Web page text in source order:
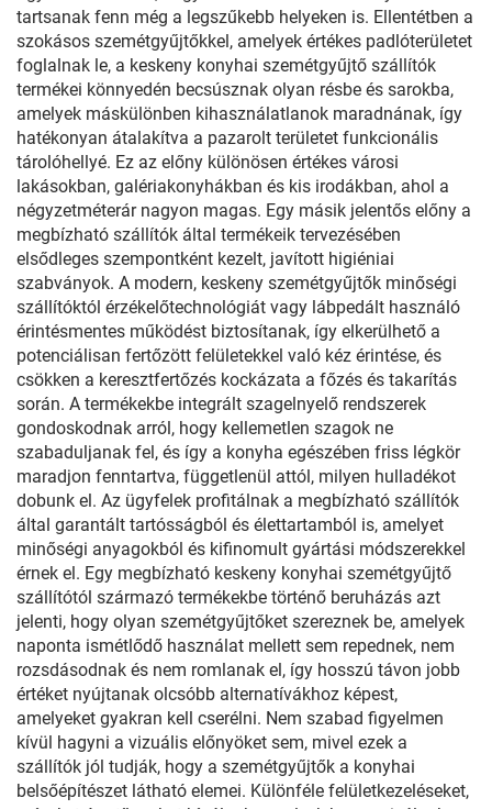
tartsanak fenn még a legszűkebb helyeken is. Ellentétben a
szokásos szemétgyűjtőkkel, amelyek értékes padlóterületet
foglalnak le, a keskeny konyhai szemétgyűjtő szállítók
termékei könnyedén becsúsznak olyan résbe és sarokba,
amelyek máskülönben kihasználatlanok maradnának, így
hatékonyan átalakítva a pazarolt területet funkcionális
tárolóhellyé. Ez az előny különösen értékes városi
lakásokban, galériakonyhákban és kis irodákban, ahol a
négyzetméterár nagyon magas. Egy másik jelentős előny a
megbízható szállítók által termékeik tervezésében
elsődleges szempontként kezelt, javított higiéniai
szabványok. A modern, keskeny szemétgyűjtők minőségi
szállítóktól érzékelőtechnológiát vagy lábpedált használó
érintésmentes működést biztosítanak, így elkerülhető a
potenciálisan fertőzött felületekkel való kéz érintése, és
csökken a keresztfertőzés kockázata a főzés és takarítás
során. A termékekbe integrált szagelnyelő rendszerek
gondoskodnak arról, hogy kellemetlen szagok ne
szabaduljanak fel, és így a konyha egészében friss légkör
maradjon fenntartva, függetlenül attól, milyen hulladékot
dobunk el. Az ügyfelek profitálnak a megbízható szállítók
által garantált tartósságból és élettartamból is, amelyet
minőségi anyagokból és kifinomult gyártási módszerekkel
érnek el. Egy megbízható keskeny konyhai szemétgyűjtő
szállítótól származó termékekbe történő beruházás azt
jelenti, hogy olyan szemétgyűjtőket szereznek be, amelyek
naponta ismétlődő használat mellett sem repednek, nem
rozsdásodnak és nem romlanak el, így hosszú távon jobb
értéket nyújtanak olcsóbb alternatívákhoz képest,
amelyeket gyakran kell cserélni. Nem szabad figyelmen
kívül hagyni a vizuális előnyöket sem, mivel ezek a
szállítók jól tudják, hogy a szemétgyűjtők a konyhai
belsőépítészet látható elemei. Különféle felületkezeléseket,